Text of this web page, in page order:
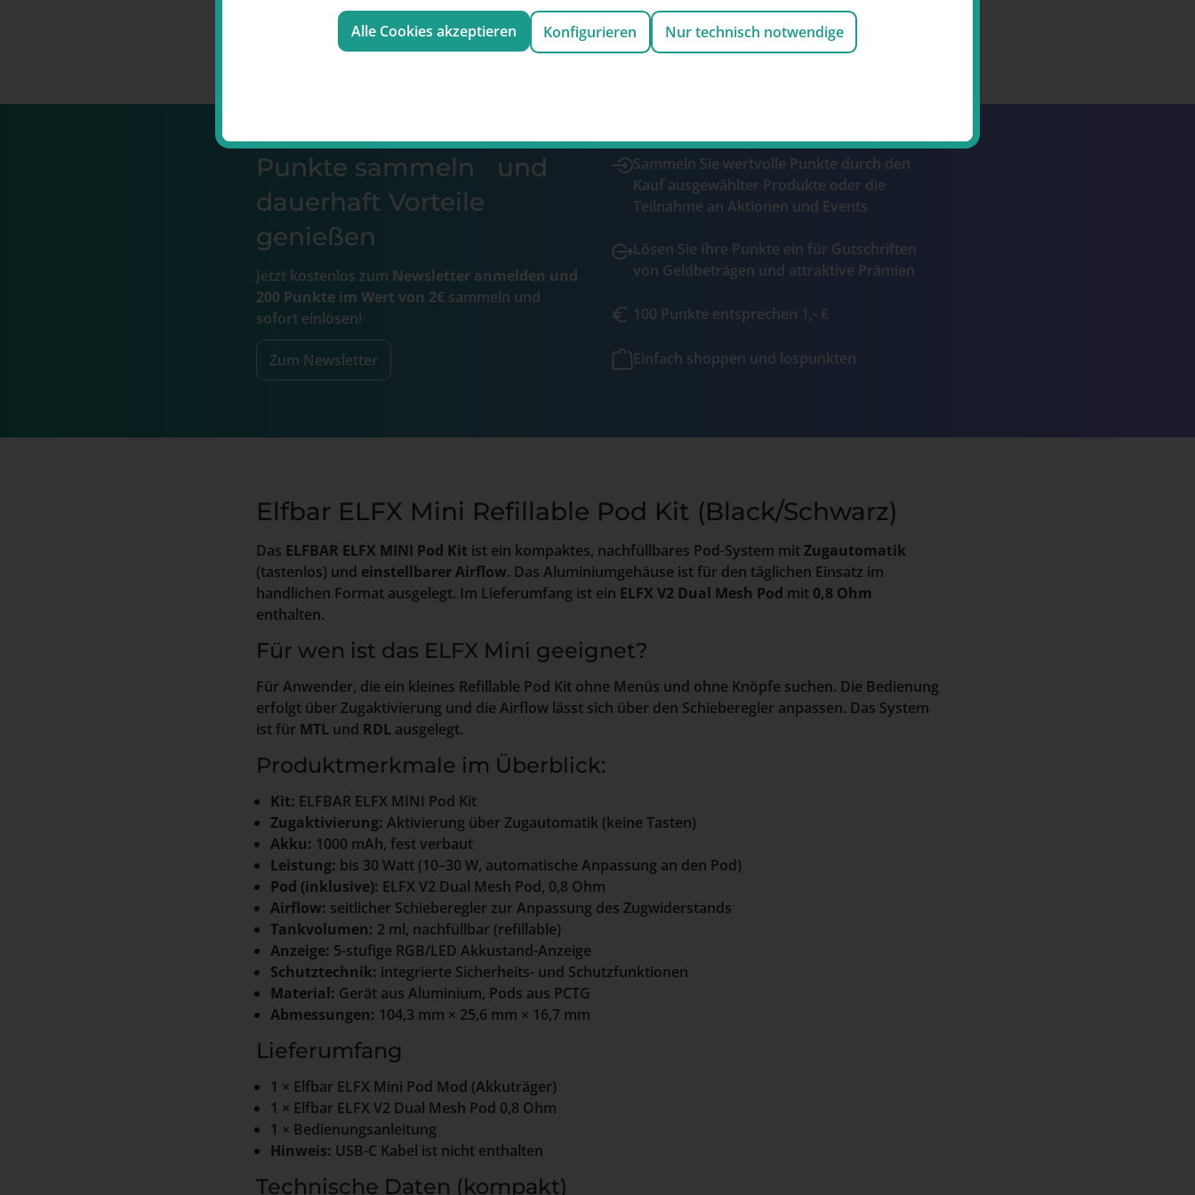
Punkte sammeln und
dauerhaft Vorteile
genießen
Jetzt kostenlos zum Newsletter anmelden und
200 Punkte im Wert von 2€ sammeln und
sofort einlösen!
Zum Newsletter
Sammeln Sie wertvolle Punkte durch den
Kauf ausgewählter Produkte oder die
Teilnahme an Aktionen und Events
Lösen Sie Ihre Punkte ein für Gutschriften
von Geldbeträgen und attraktive Prämien
100 Punkte entsprechen 1,- €
Einfach shoppen und lospunkten
Elfbar ELFX Mini Refillable Pod Kit (Black/Schwarz)
Das ELFBAR ELFX MINI Pod Kit ist ein kompaktes, nachfüllbares Pod-System mitZugautomatik
(tastenlos) und einstellbarer Airflow. Das Aluminiumgehäuse ist für den täglichen Einsatz im
handlichen Format ausgelegt. Im Lieferumfang ist ein ELFX V2 Dual Mesh Pod mit 0,8 Ohm
enthalten.
Für wen ist das ELFX Mini geeignet?
Für Anwender, die ein kleines Refillable Pod Kit ohne Menüs und ohne Knöpfe suchen. Die Bedienung
erfolgt über Zugaktivierung und die Airflow lässt sich über den Schieberegler anpassen. Das System
ist für MTL und RDL ausgelegt.
Produktmerkmale im Überblick:
Kit: ELFBAR ELFX MINI Pod Kit
Zugaktivierung: Aktivierung über Zugautomatik (keine Tasten)
Akku: 1000 mAh, fest verbaut
Leistung: bis 30 Watt (10–30 W, automatische Anpassung an den Pod)
Pod (inklusive): ELFX V2 Dual Mesh Pod, 0,8 Ohm
Airflow: seitlicher Schieberegler zur Anpassung des Zugwiderstands
Tankvolumen: 2 ml, nachfüllbar (refillable)
Anzeige: 5-stufige RGB/LED Akkustand-Anzeige
Schutztechnik: integrierte Sicherheits- und Schutzfunktionen
Material: Gerät aus Aluminium, Pods aus PCTG
Abmessungen: 104,3 mm × 25,6 mm × 16,7 mm
Lieferumfang
1 × Elfbar ELFX Mini Pod Mod (Akkuträger)
1 × Elfbar ELFX V2 Dual Mesh Pod 0,8 Ohm
1 × Bedienungsanleitung
Hinweis: USB-C Kabel ist nicht enthalten
Technische Daten (kompakt)
Alle Cookies akzeptieren Konfigurieren Nur technisch notwendige